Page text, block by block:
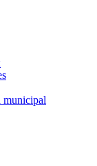
municipal